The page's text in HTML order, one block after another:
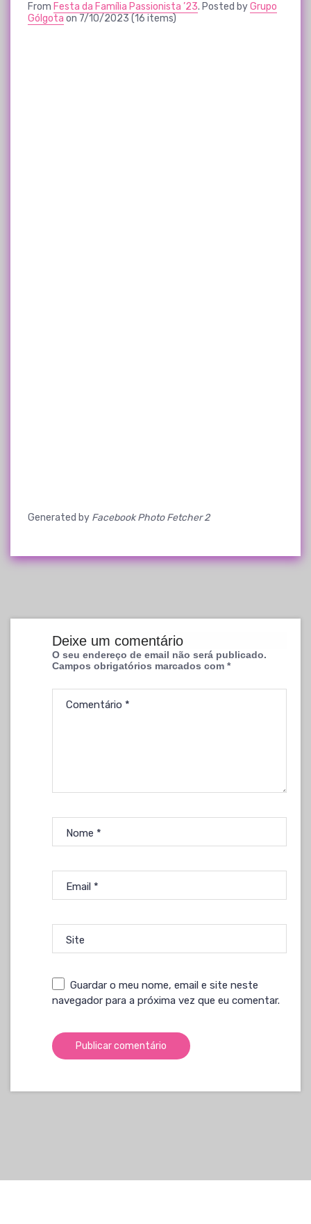
From Festa da Família Passionista ’23. Posted byGrupo
Gólgota on 7/10/2023 (16 items)
Generated by Facebook Photo Fetcher 2
Deixe um comentário
O seu endereço de email não será publicado.
Campos obrigatórios marcados com *
Comentário *
Nome *
Email *
Site
Guardar o meu nome, email e site neste
navegador para a próxima vez que eu comentar.